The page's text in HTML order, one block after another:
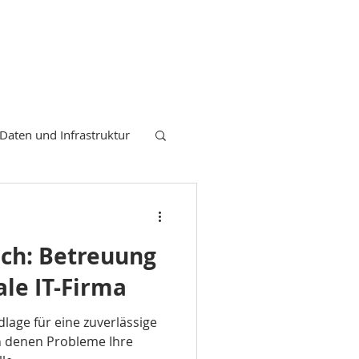
Daten und Infrastruktur
Unternehmen
Cloud Computing
Betreuung
IT-Firma
für eine zuverlässige
denen Probleme Ihre